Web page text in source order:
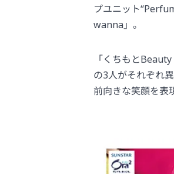
プユニット
wanna」。
「くちもと
の3人がそれぞれ
前向きな笑顔を表